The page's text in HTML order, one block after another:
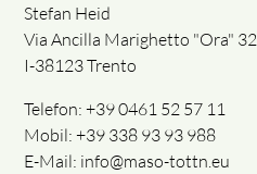
Stefan Heid
Via Ancilla Marighetto "Ora" 32
I-38123 Trento
Telefon: +39 0461 52 57 11
Mobil: +39 338 93 93 988
E-Mail: info@maso-tottn.eu